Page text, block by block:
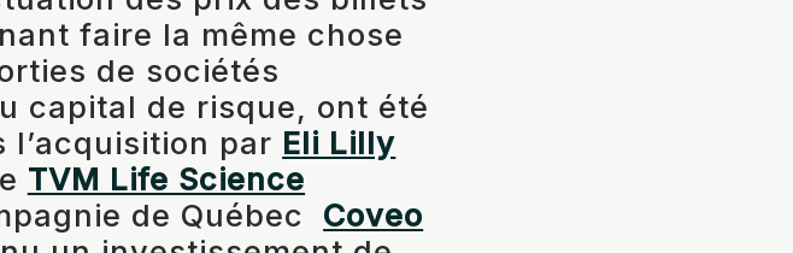
faire la même chose
de sociétés
capital de risque, ont été
l’acquisition par Eli Lilly
TVM Life Science
de Québec Coveo